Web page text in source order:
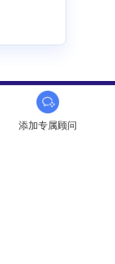
添加专属顾问